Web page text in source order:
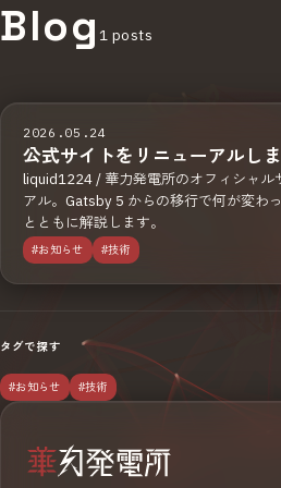
Blog 1 posts
2026.05.24
公式サイトをリニューアルし
liquid1224 / 華力発電所のオフィシャル
アル。Gatsby 5 からの移行で何が変わ
とともに解説します。
#お知らせ #技術
タグで探す
#お知らせ #技術